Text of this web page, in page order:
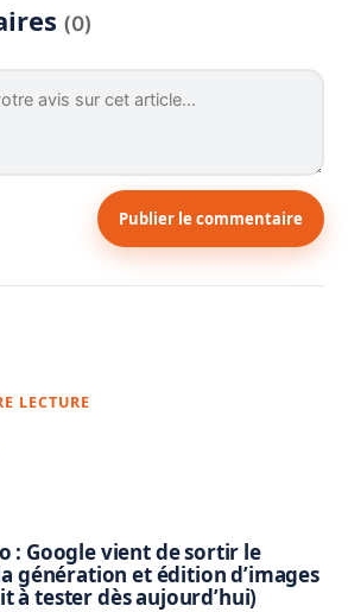
(0)
Publier le commentaire
LECTURE
: Google vient de sortir le
génération et édition d’images
à tester dès aujourd’hui)